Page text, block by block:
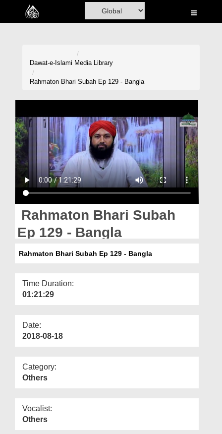
Home
Volunteer Portal
Rohani Ilaj
Donation
Magazine
Dawat-e-Islami Media Library
Rahmaton Bhari Subah Ep 129 - Bangla
Rahmaton Bhari Subah
Ep 129 - Bangla
Rahmaton Bhari Subah Ep 129 - Bangla
Time Duration:
01:21:29
Date:
2018-08-18
Category:
Others
Vocalist:
Others